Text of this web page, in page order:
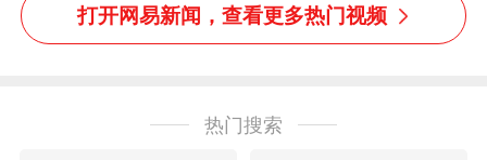
打开网易新闻，查看更多热门视频
热门搜索